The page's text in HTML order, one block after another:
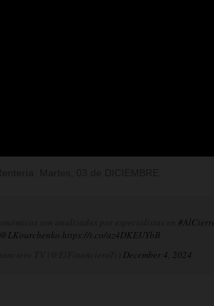
#AlCierre
@LKourchenko https://t.co/az4DKEUYbB
December 4, 2024